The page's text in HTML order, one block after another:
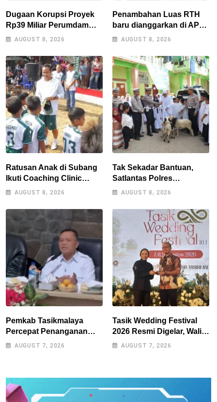
Dugaan Korupsi Proyek
Rp39 Miliar Perumdam
Tirta Darma Ayu Disorot,
Jabar Supervisi
AUGUST 8, 2026
Penambahan Luas RTH
baru dianggarkan di APBD
2027, Walikota tidak
AUGUST 8, 2026
Ratusan Anak di Subang
Ikuti Coaching Clinic
Bersama Legenda Persib
AUGUST 8, 2026
Tak Sekadar Bantuan,
Satlantas Polres
Tasikmalaya Dorong
Puspahiang
AUGUST 8, 2026
Pemkab Tasikmalaya
Percepat Penanganan
Kekeringan, Sumur Bor
AUGUST 7, 2026
Tasik Wedding Festival
2026 Resmi Digelar, Wali
Kota Optimistis
AUGUST 7, 2026